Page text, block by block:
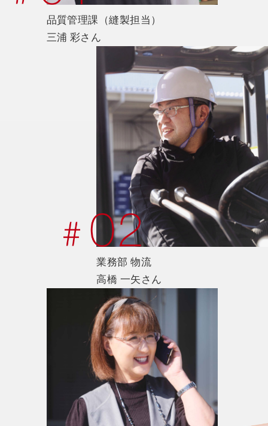
品質管理課（縫製担当）
三浦 彩さん
業務部 物流
高橋 一矢さん